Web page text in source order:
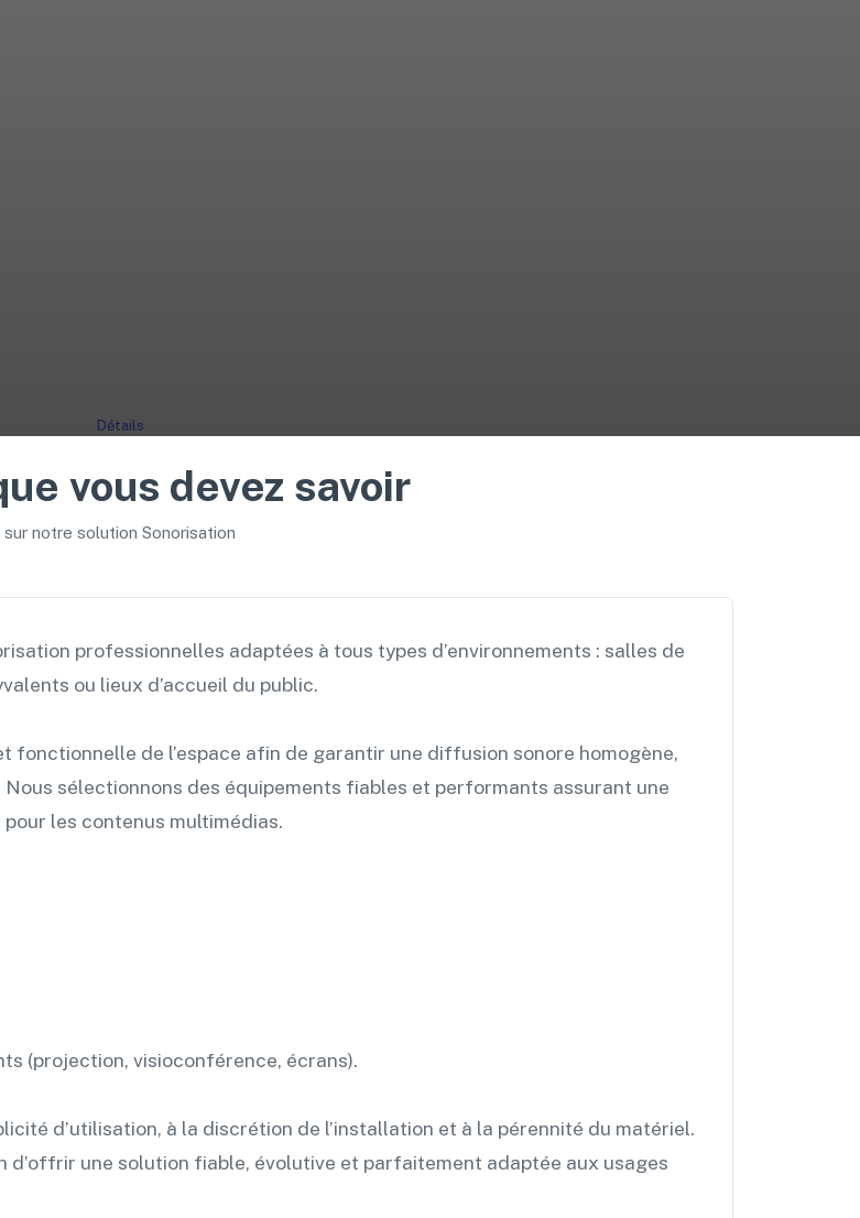
Détails
vous devez savoir
sur notre solution Sonorisation
professionnelles adaptées à tous types d’environnements : salles de
ou lieux d’accueil du public.
fonctionnelle de l’espace afin de garantir une diffusion sonore homogène,
sélectionnons des équipements fiables et performants assurant une
les contenus multimédias.
(projection, visioconférence, écrans).
d’utilisation, à la discrétion de l’installation et à la pérennité du matériel.
une solution fiable, évolutive et parfaitement adaptée aux usages